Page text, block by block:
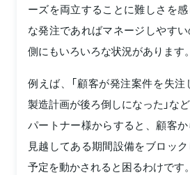
ーズを両立することに難しさを
な発注であればマネージしやす
側にもいろいろな状況があります。
例えば、「顧客が発注案件を失注
製造計画が後ろ倒しになった」な
パートナー様からすると、顧客
見越してある期間設備をブロッ
予定を動かされると困るわけです。